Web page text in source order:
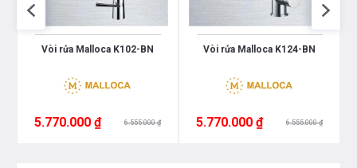
Vòi rửa Malloca K102-BN
5.770.000 ₫ 6.555.000 ₫
Vòi rửa Malloca K124-BN
5.770.000 ₫ 6.555.000 ₫